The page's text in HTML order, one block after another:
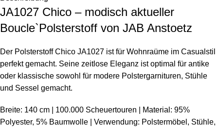
JA1027 Chico – modisch aktueller
Boucle`Polsterstoff von JAB Anstoetz
Der Polsterstoff Chico JA1027 ist für Wohnraüme im Casualstil
perfekt gemacht. Seine zeitlose Eleganz ist optimal für antike
oder klassische sowohl für modere Polstergarnituren, Stühle
und Sessel gemacht.
Breite: 140 cm | 100.000 Scheuertouren | Material: 95%
Polyester, 5% Baumwolle | Verwendung: Polstermöbel, Stühle,